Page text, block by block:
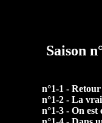
Saison
n°1-1 -
n°1-2 - La
n°1-3 - On est